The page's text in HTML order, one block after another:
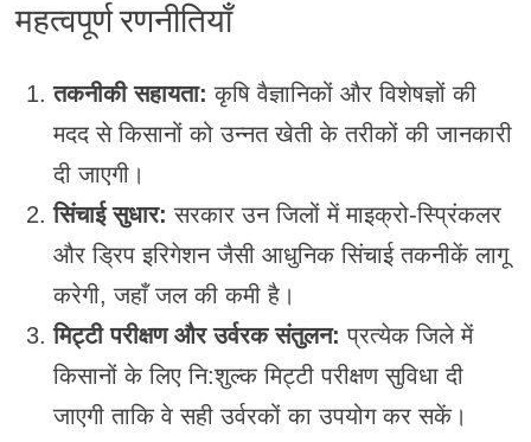
महत्वपूर्ण रणनीतियाँ
तकनीकी सहायता: कृषि वैज्ञानिकों और विशेषज्ञों की
मदद से किसानों को उन्नत खेती के तरीकों की जानकारी
दी जाएगी।
सिंचाई सुधार: सरकार उन जिलों में माइक्रो-स्प्रिंकलर
और ड्रिप इरिगेशन जैसी आधुनिक सिंचाई तकनीकें लागू
करेगी, जहाँ जल की कमी है।
मिट्टी परीक्षण और उर्वरक संतुलन: प्रत्येक जिले में
किसानों के लिए नि:शुल्क मिट्टी परीक्षण सुविधा दी
जाएगी ताकि वे सही उर्वरकों का उपयोग कर सकें।